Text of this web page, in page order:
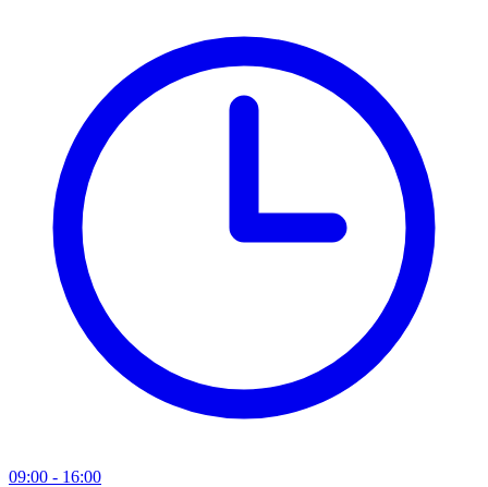
09:00 - 16:00